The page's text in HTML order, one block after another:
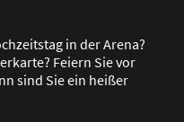
in der Arena?
Feiern Sie vor
sind Sie ein heißer